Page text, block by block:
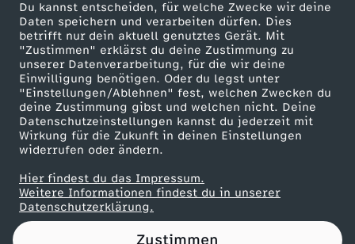
Du kannst entscheiden, für welche Zwecke wir deine
Daten speichern und verarbeiten dürfen. Dies
betrifft nur dein aktuell genutztes Gerät. Mit
"Zustimmen" erklärst du deine Zustimmung zu
unserer Datenverarbeitung, für die wir deine
Einwilligung benötigen. Oder du legst unter
"Einstellungen/Ablehnen" fest, welchen Zwecken du
deine Zustimmung gibst und welchen nicht. Deine
Datenschutzeinstellungen kannst du jederzeit mit
Wirkung für die Zukunft in deinen Einstellungen
widerrufen oder ändern.
Hier findest du das Impressum.
Weitere Informationen findest du in unserer
Datenschutzerklärung.
Zustimmen
ZDF goes Schule
Werbefernsehen
Mainzelmännchen
Partner